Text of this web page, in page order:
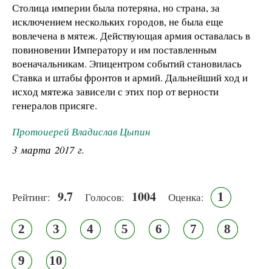
Столица империи была потеряна, но страна, за
исключением нескольких городов, не была еще
вовлечена в мятеж. Действующая армия оставалась в
повиновении Императору и им поставленным
военачальникам. Эпицентром событий становилась
Ставка и штабы фронтов и армий. Дальнейший ход и
исход мятежа зависели с этих пор от верности
генералов присяге.
Протоиерей Владислав Цыпин
3 марта 2017 г.
Рейтинг: 9.7 Голосов: 1004 Оценка: 1
2 3 4 5 6 7 8
9 10